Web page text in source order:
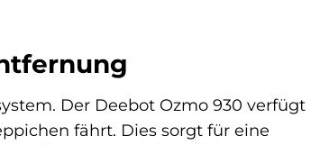
Der Deebot Ozmo 930 verfügt
fährt. Dies sorgt für eine